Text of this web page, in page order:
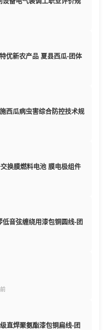
优新农产品 夏县西瓜-团体
西瓜病虫害综合防控技术规
换膜燃料电池 膜电极组件
音弦缠绕用漆包铜圆线-团
直焊聚氨酯漆包铜扁线-团